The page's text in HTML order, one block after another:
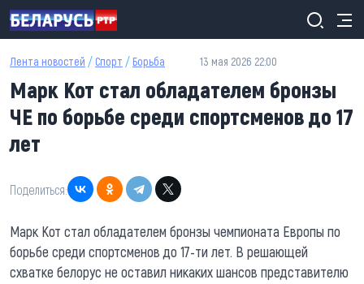
Перейти к основному содержанию
Лента новостей / Спорт / Борьба 13 мая 2026 22:00
Марк Кот стал обладателем бронзы
ЧЕ по борьбе среди спортсменов до 17
лет
Поделиться:
Марк Кот стал обладателем бронзы чемпионата Европы по
борьбе среди спортсменов до 17-ти лет. В решающей
схватке белорус не оставил никаких шансов представителю